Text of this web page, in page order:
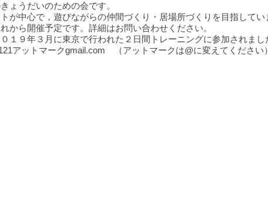
ょうだいのための会です。
が中心で，遊びながらの仲間づくり・居場所づくりを目指してい
から開催予定です。詳細はお問い合わせください。
１９年３月に東京で行われた２日間トレーニングに参加されまし
アットマークgmail.com （アットマークは@に変えてください）